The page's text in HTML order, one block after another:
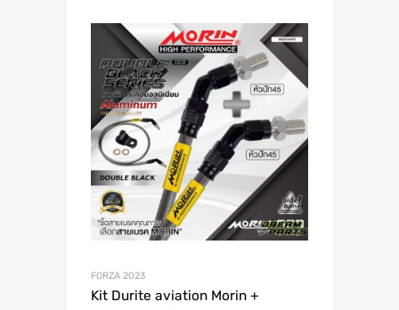
FORZA 2023
Kit Durite aviation Morin +